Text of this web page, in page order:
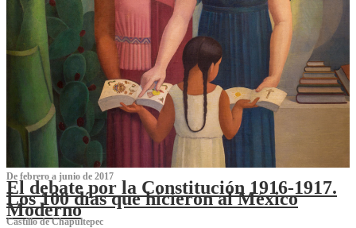
De febrero a junio de 2017
El debate por la Constitución 1916-1917.
Los 100 días que hicieron al México
Moderno
Castillo de Chapultepec